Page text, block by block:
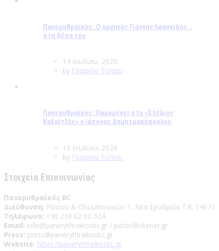
Πανερυθραϊκός: Ο αρχηγός Γιάννης Ιωαννίδης…
στη θέση του
14 Ιουλίου, 2026
by Γραφείο Τύπου
Πανερυθραϊκός: Παραμένει στο «Στέλιος
Καλαϊτζής» ο Ιάσονας Δημητρακόπουλος
13 Ιουλίου, 2026
by Γραφείο Τύπου
Στοιχεία Επικοινωνίας
Πανερυθραϊκός BC
Διεύθυνση: Ρίτσου & Ολυμπιονικών 1, Νέα Ερυθραία Τ.Κ. 14671
Τηλέφωνο: +30 210 62 00 024
Email: info@panerythraikosbc.gr / pasbc@otenet.gr
Press: press@panerythraikosbc.gr
Website: https://panerythraikosbc.gr